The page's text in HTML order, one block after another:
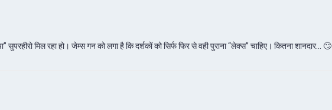
मिल रहा हो। जेम्स गन को लगा है कि दर्शकों को सिर्फ फिर से वही पुराना “लेक्स” चाहिए। कितना शानदार… 🙄